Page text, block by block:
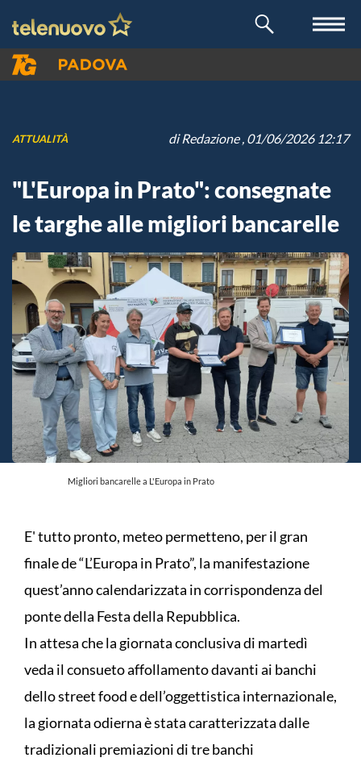
ATTUALITÀ diRedazione, 01/06/2026 12:17
"L'Europa in Prato": consegnate
le targhe alle migliori bancarelle
Migliori bancarelle a L'Europa in Prato
E' tutto pronto, meteo permetteno, per il gran
finale de “L’Europa in Prato”, la manifestazione
quest’anno calendarizzata in corrispondenza del
ponte della Festa della Repubblica.
In attesa che la giornata conclusiva di martedì
veda il consueto affollamento davanti ai banchi
dello street food e dell’oggettistica internazionale,
la giornata odierna è stata caratterizzata dalle
tradizionali premiazioni di tre banchi